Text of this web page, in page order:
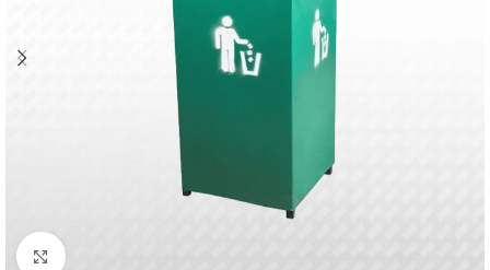
Click to enlarge